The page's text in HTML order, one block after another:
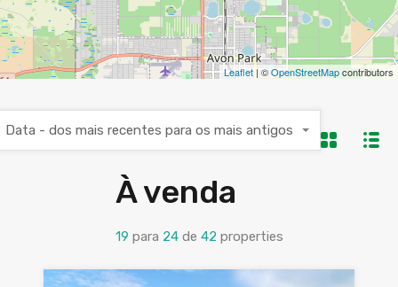
Leaflet| ©OpenStreetMapcontributors
À venda
19 para 24 de 42 properties
Data - dos mais recentes para os mais antigos